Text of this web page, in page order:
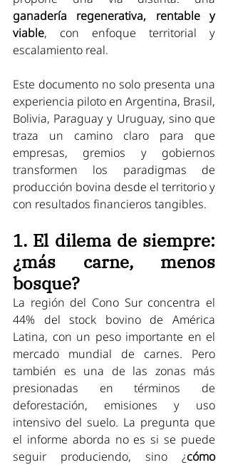
ganadería regenerativa, rentable y
viable, con enfoque territorial y
escalamiento real.
Este documento no solo presenta una
experiencia piloto en Argentina, Brasil,
Bolivia, Paraguay y Uruguay, sino que
traza un camino claro para que
empresas, gremios y gobiernos
transformen los paradigmas de
producción bovina desde el territorio y
con resultados financieros tangibles.
1. El dilema de siempre:
¿más carne, menos
bosque?
La región del Cono Sur concentra el
44% del stock bovino de América
Latina, con un peso importante en el
mercado mundial de carnes. Pero
también es una de las zonas más
presionadas en términos de
deforestación, emisiones y uso
intensivo del suelo. La pregunta que
el informe aborda no es si se puede
seguir produciendo, sino ¿cómo